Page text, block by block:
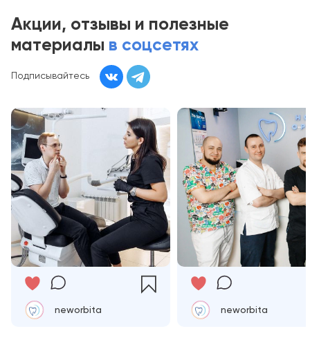
Акции, отзывы и полезные
материалы в соцсетях
Подписывайтесь
neworbita neworbita